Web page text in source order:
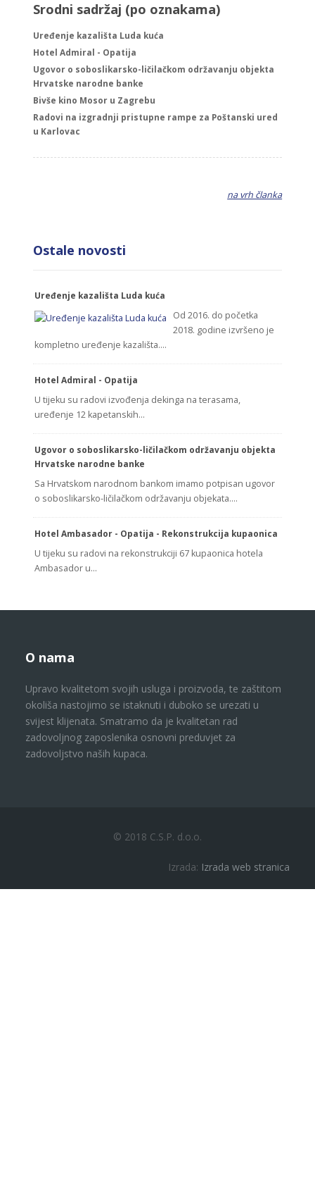
Srodni sadržaj (po oznakama)
Uređenje kazališta Luda kuća
Hotel Admiral - Opatija
Ugovor o soboslikarsko-ličilačkom održavanju objekta
Hrvatske narodne banke
Bivše kino Mosor u Zagrebu
Radovi na izgradnji pristupne rampe za Poštanski ured
u Karlovac
na vrh članka
Ostale novosti
Uređenje kazališta Luda kuća
Od 2016. do početka
2018. godine izvršeno je
kompletno uređenje kazališta.…
Hotel Admiral - Opatija
U tijeku su radovi izvođenja dekinga na terasama,
uređenje 12 kapetanskih…
Ugovor o soboslikarsko-ličilačkom održavanju objekta
Hrvatske narodne banke
Sa Hrvatskom narodnom bankom imamo potpisan ugovor
o soboslikarsko-ličilačkom održavanju objekata.…
Hotel Ambasador - Opatija - Rekonstrukcija kupaonica
U tijeku su radovi na rekonstrukciji 67 kupaonica hotela
Ambasador u…
O nama
Upravo kvalitetom svojih usluga i proizvoda, te zaštitom
okoliša nastojimo se istaknuti i duboko se urezati u
svijest klijenata. Smatramo da je kvalitetan rad
zadovoljnog zaposlenika osnovni preduvjet za
zadovoljstvo naših kupaca.
© 2018 C.S.P. d.o.o.
Izrada: Izrada web stranica